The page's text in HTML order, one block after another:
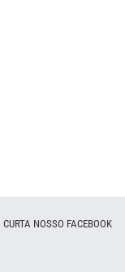
CURTA NOSSO FACEBOOK